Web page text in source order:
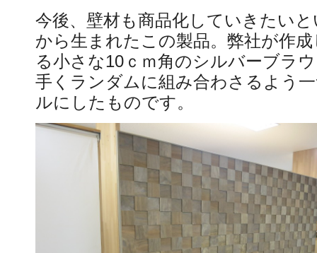
今後、壁材も商品化していきたい
から生まれたこの製品。弊社が作
る小さな10ｃｍ角のシルバーブラ
手くランダムに組み合わさるよう
ルにしたものです。